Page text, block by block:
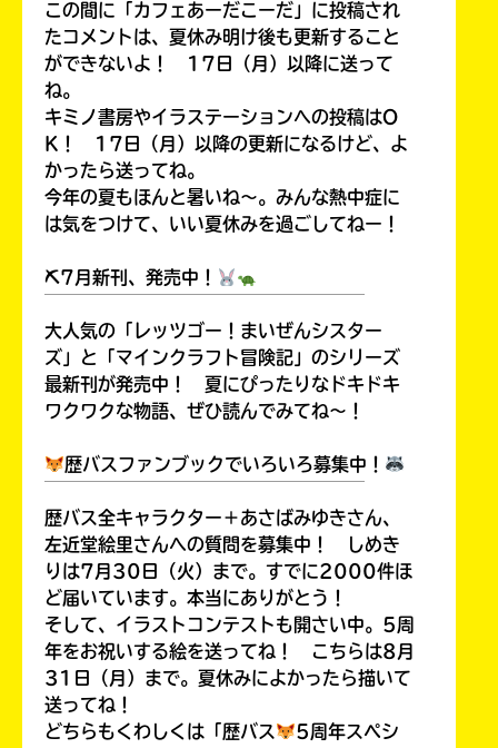
この間に「カフェあーだこーだ」に投稿され
たコメントは、夏休み明け後も更新すること
ができないよ！ 17日（月）以降に送って
ね。
キミノ書房やイラステーションへの投稿はO
K！ 17日（月）以降の更新になるけど、よ
かったら送ってね。
今年の夏もほんと暑いね～。みんな熱中症に
は気をつけて、いい夏休みを過ごしてねー！
⛏7月新刊、発売中！
大人気の「レッツゴー！まいぜんシスター
ズ」と「マインクラフト冒険記」のシリーズ
最新刊が発売中！ 夏にぴったりなドキドキ
ワクワクな物語、ぜひ読んでみてね～！
歴バスファンブックでいろいろ募集中！
歴バス全キャラクター＋あさばみゆきさん、
左近堂絵里さんへの質問を募集中！ しめき
りは7月30日（火）まで。すでに2000件ほ
ど届いています。本当にありがとう！
そして、イラストコンテストも開さい中。5周
年をお祝いする絵を送ってね！ こちらは8月
31日（月）まで。夏休みによかったら描いて
送ってね！
どちらもくわしくは「歴バス
5周年スペシ